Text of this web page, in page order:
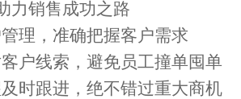
力销售成功之路
理，准确把握客户需求
客户线索，避免员工撞单囤单
及时跟进，绝不错过重大商机